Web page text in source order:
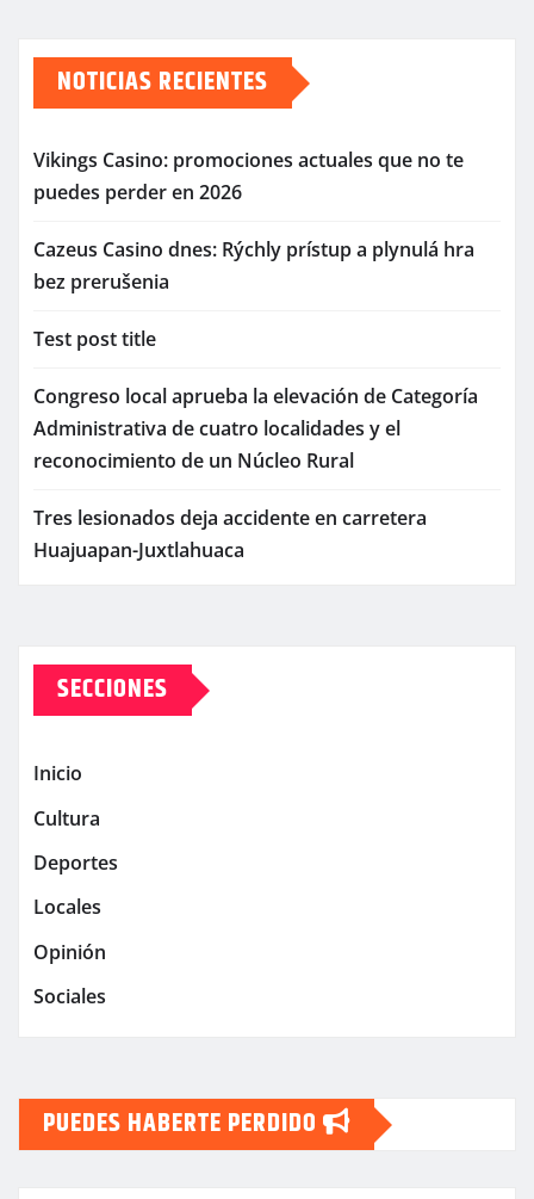
NOTICIAS RECIENTES
Vikings Casino: promociones actuales que no te
puedes perder en 2026
Cazeus Casino dnes: Rýchly prístup a plynulá hra
bez prerušenia
Test post title
Congreso local aprueba la elevación de Categoría
Administrativa de cuatro localidades y el
reconocimiento de un Núcleo Rural
Tres lesionados deja accidente en carretera
Huajuapan-Juxtlahuaca
SECCIONES
Inicio
Cultura
Deportes
Locales
Opinión
Sociales
PUEDES HABERTE PERDIDO